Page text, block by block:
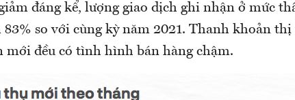
đáng kể, lượng giao dịch ghi nhận ở mức
83% so với cùng kỳ năm 2021. Thanh khoản
mới đều có tình hình bán hàng chậm.